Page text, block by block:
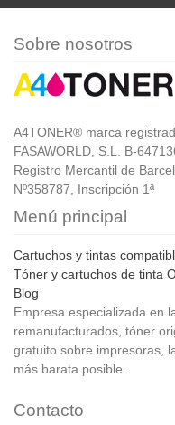
Sobre nosotros
A4TONER® marca
FASAWORLD, S.L. B-
Registro Mercantil de
Nº358787, Inscripción 1ª
Menú principal
Cartuchos y tintas
Tóner y cartuchos de tinta
Blog
Empresa especializada en
remanufacturados, tóner
gratuito sobre impresoras,
más barata posible.
Contacto